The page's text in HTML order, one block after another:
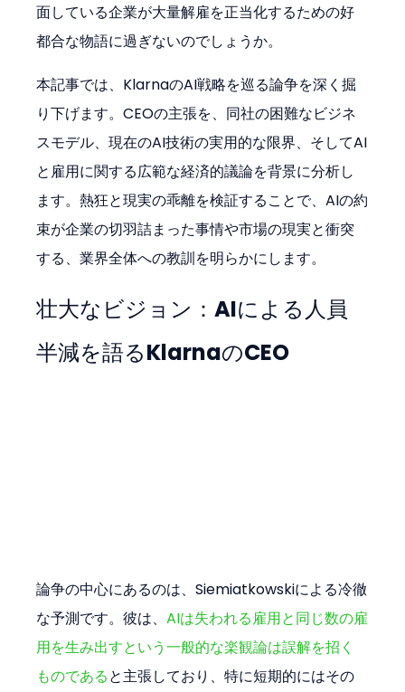
面している企業が大量解雇を正当化するための好
都合な物語に過ぎないのでしょうか。
本記事では、KlarnaのAI戦略を巡る論争を深く掘
り下げます。CEOの主張を、同社の困難なビジネ
スモデル、現在のAI技術の実用的な限界、そしてAI
と雇用に関する広範な経済的議論を背景に分析し
ます。熱狂と現実の乖離を検証することで、AIの約
束が企業の切羽詰まった事情や市場の現実と衝突
する、業界全体への教訓を明らかにします。
壮大なビジョン：AIによる人員
半減を語るKlarnaのCEO
論争の中心にあるのは、Siemiatkowskiによる冷徹
な予測です。彼は、AIは失われる雇用と同じ数の雇
用を生み出すという一般的な楽観論は誤解を招く
ものであると主張しており、特に短期的にはその